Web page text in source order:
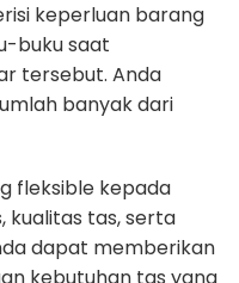
keperluan barang
buku saat
tersebut. Anda
banyak dari
fleksible kepada
kualitas tas, serta
dapat memberikan